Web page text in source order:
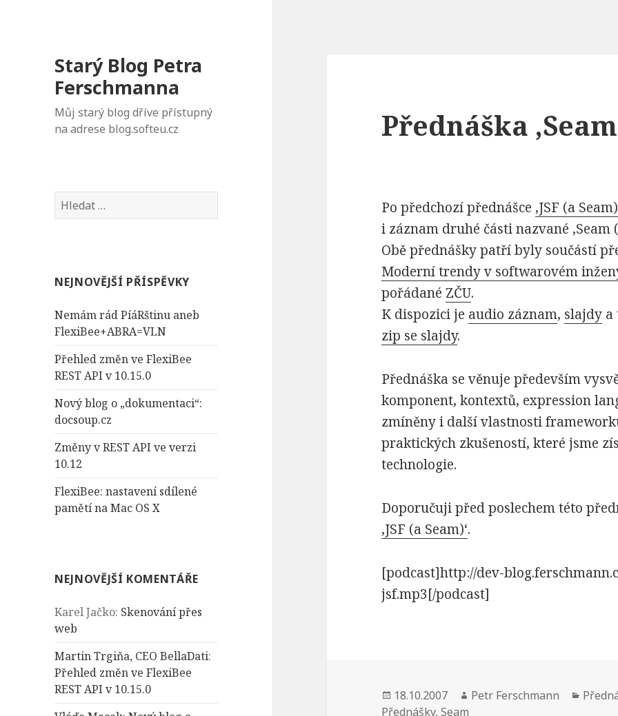
Starý Blog Petra
Ferschmanna
Můj starý blog dříve přístupný
na adrese blog.softeu.cz
Vyhledávání
NEJNOVĚJŠÍ PŘÍSPĚVKY
Nemám rád PíáRštinu aneb
FlexiBee+ABRA=VLN
Přehled změn ve FlexiBee
REST API v 10.15.0
Nový blog o „dokumentaci“:
docsoup.cz
Změny v REST API ve verzi
10.12
FlexiBee: nastavení sdílené
pamětí na Mac OS X
NEJNOVĚJŠÍ KOMENTÁŘE
Karel Jačko: Skenování přes
web
Martin Trgiňa, CEO BellaDati:
Přehled změn ve FlexiBee
REST API v 10.15.0
Přednáška ‚Seam
Po předchozí přednášce ‚JSF (a
i záznam druhé části nazvané ‚Seam
Obě přednášky patří byly součástí
Moderní trendy v softwarovém
pořádané ZČU.
K dispozici je audio záznam, slajdy a
zip se slajdy.
Přednáška se věnuje především
komponent, kontextů, expression
zmíněny i další vlastnosti
praktických zkušeností, které jsme
technologie.
Doporučuji před poslechem této
‚JSF (a Seam)‘.
[podcast]http://dev-
jsf.mp3[/podcast]
Publikováno:
18.10.2007 Autor:
Petr Ferschmann
Přednášky,Seam